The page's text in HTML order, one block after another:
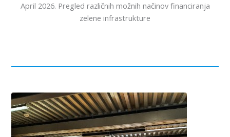
April 2026. Pregled različnih možnih načinov financiranja
zelene infrastrukture